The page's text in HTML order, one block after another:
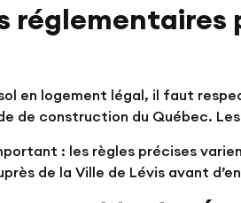
réglementaires
en logement légal, il faut
de construction du Québec.
: les règles précises
de la Ville de Lévis avant